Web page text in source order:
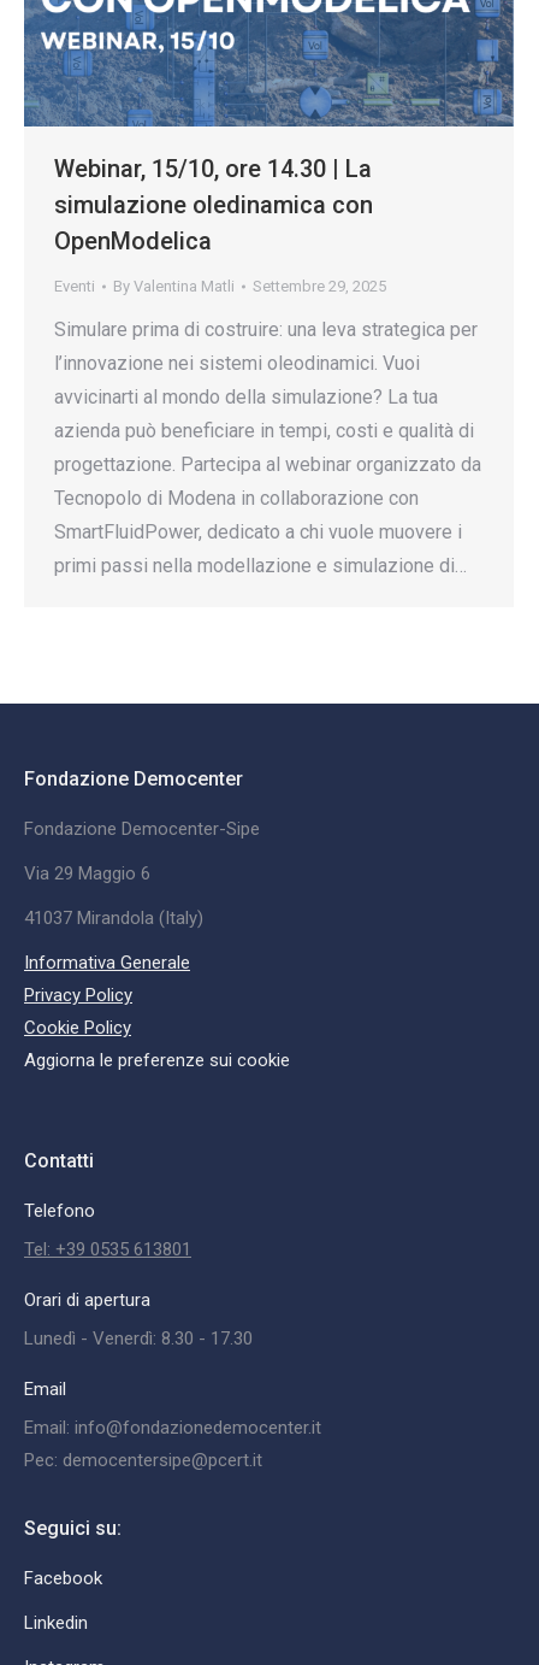
Webinar, 15/10, ore 14.30 | La
simulazione oledinamica con
OpenModelica
Eventi By Valentina Matli Settembre 29, 2025
Simulare prima di costruire: una leva strategica per
l’innovazione nei sistemi oleodinamici. Vuoi
avvicinarti al mondo della simulazione? La tua
azienda può beneficiare in tempi, costi e qualità di
progettazione. Partecipa al webinar organizzato da
Tecnopolo di Modena in collaborazione con
SmartFluidPower, dedicato a chi vuole muovere i
primi passi nella modellazione e simulazione di…
Fondazione Democenter
Fondazione Democenter-Sipe
Via 29 Maggio 6
41037 Mirandola (Italy)
Informativa Generale
Privacy Policy
Cookie Policy
Aggiorna le preferenze sui cookie
Contatti
Telefono
Tel: +39 0535 613801
Orari di apertura
Lunedì - Venerdì: 8.30 - 17.30
Email
Email: info@fondazionedemocenter.it
Pec: democentersipe@pcert.it
Seguici su:
Facebook
Linkedin